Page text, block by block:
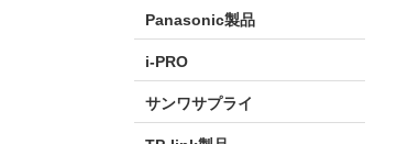
Panasonic製品
i-PRO
サンワサプライ